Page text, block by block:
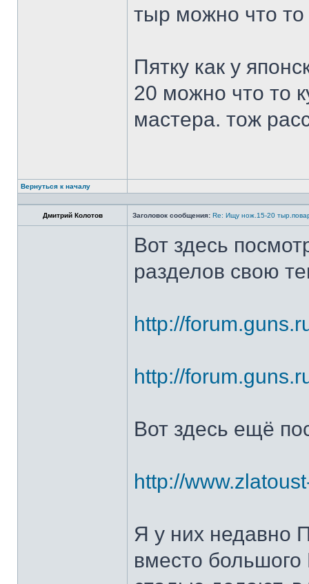
тыр можно что
Пятку как у
20 можно что то
мастера. тож
Вернуться к началу
Дмитрий Колотов Заголовок сообщения: Re: Ищу нож.15-20
Вот здесь
разделов свою
http://
http://
Вот здесь ещё
http://
Я у них недавно
вместо